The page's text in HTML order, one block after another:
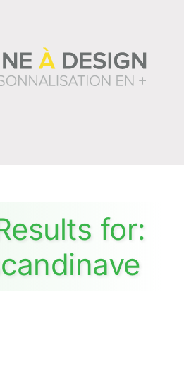
for: